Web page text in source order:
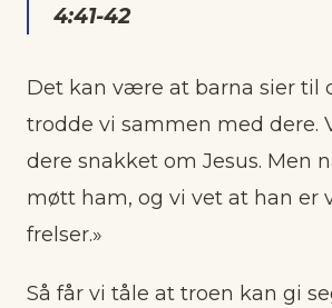
4:41-42
Det kan være at barna sier til
trodde vi sammen med dere.
dere snakket om Jesus. Men
møtt ham, og vi vet at han er
frelser.»
Så får vi tåle at troen kan gi